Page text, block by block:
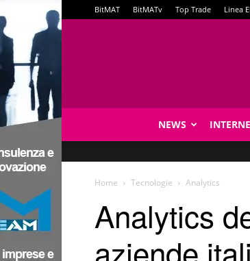
BitMAT BitMATv Top Trade Linea
NEWS
Home Tecnologie Analytics
Analytics
aziende